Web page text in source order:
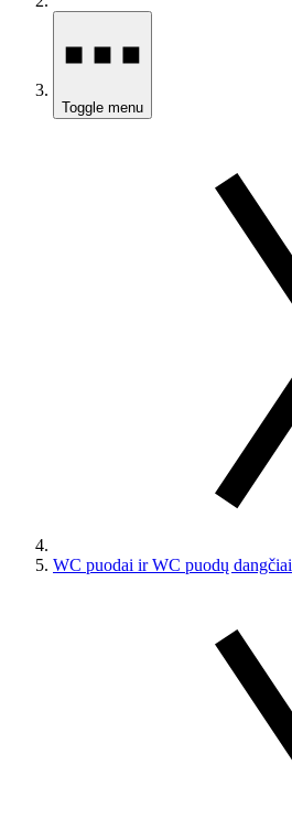
Toggle menu
WC puodai ir WC puodų dangčiai